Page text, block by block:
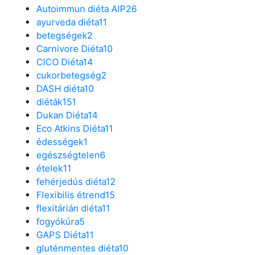
Autoimmun diéta AIP26
ayurveda diéta11
betegségek2
Carnivore Diéta10
CICO Diéta14
cukorbetegség2
DASH diéta10
diéták151
Dukan Diéta14
Eco Atkins Diéta11
édességek1
egészségtelen6
ételek11
fehérjedús diéta12
Flexibilis étrend15
flexitárián diéta11
fogyókúra5
GAPS Diéta11
gluténmentes diéta10